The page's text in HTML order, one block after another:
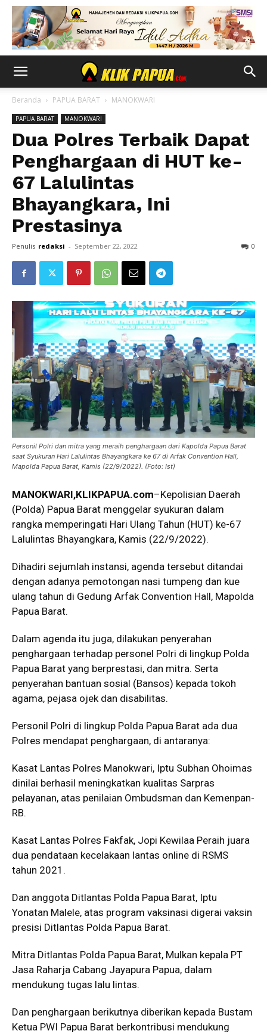
Beranda PAPUA BARAT MANOKWARI
PAPUA BARAT MANOKWARI
Dua Polres Terbaik Dapat
Penghargaan di HUT ke-
67 Lalulintas
Bhayangkara, Ini
Prestasinya
Penulis redaksi - September 22, 2022 0
Personil Polri dan mitra yang meraih penghargaan dari Kapolda Papua Barat
saat Syukuran Hari Lalulintas Bhayangkara ke 67 di Arfak Convention Hall,
Mapolda Papua Barat, Kamis (22/9/2022). (Foto: Ist)
MANOKWARI,KLIKPAPUA.com–Kepolisian Daerah
(Polda) Papua Barat menggelar syukuran dalam
rangka memperingati Hari Ulang Tahun (HUT) ke-67
Lalulintas Bhayangkara, Kamis (22/9/2022).
Dihadiri sejumlah instansi, agenda tersebut ditandai
dengan adanya pemotongan nasi tumpeng dan kue
ulang tahun di Gedung Arfak Convention Hall, Mapolda
Papua Barat.
Dalam agenda itu juga, dilakukan penyerahan
penghargaan terhadap personel Polri di lingkup Polda
Papua Barat yang berprestasi, dan mitra. Serta
penyerahan bantuan sosial (Bansos) kepada tokoh
agama, pejasa ojek dan disabilitas.
Personil Polri di lingkup Polda Papua Barat ada dua
Polres mendapat penghargaan, di antaranya:
Kasat Lantas Polres Manokwari, Iptu Subhan Ohoimas
dinilai berhasil meningkatkan kualitas Sarpras
pelayanan, atas penilaian Ombudsman dan Kemenpan-
RB.
Kasat Lantas Polres Fakfak, Jopi Kewilaa Peraih juara
dua pendataan kecelakaan lantas online di RSMS
tahun 2021.
Dan anggota Ditlantas Polda Papua Barat, Iptu
Yonatan Malele, atas program vaksinasi digerai vaksin
presisi Ditlantas Polda Papua Barat.
Mitra Ditlantas Polda Papua Barat, Mulkan kepala PT
Jasa Raharja Cabang Jayapura Papua, dalam
mendukung tugas lalu lintas.
Dan penghargaan berikutnya diberikan kepada Bustam
Ketua PWI Papua Barat berkontribusi mendukung